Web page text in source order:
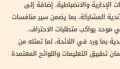
الإدارية والانضباطية، إضافة إلى
المشاركة، بما يضمن سير منافسات
موحد يواكب متطلبات الاحتراف.
بما ورد في اللائحة، لما تمثله من
تطبيق التعليمات واللوائح المعتمدة